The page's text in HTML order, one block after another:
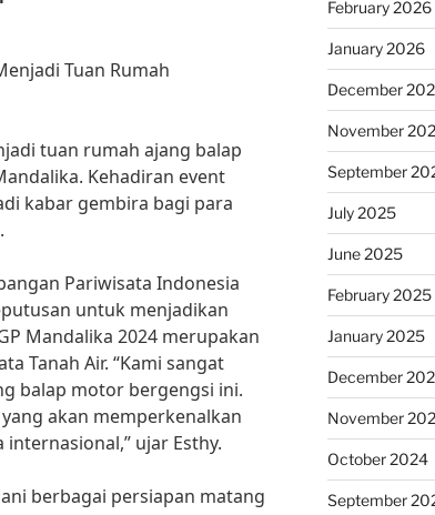
Tuan Rumah
tuan rumah ajang balap
Kehadiran event
kabar gembira bagi para
Pariwisata Indonesia
untuk menjadikan
Mandalika 2024 merupakan
Tanah Air. “Kami sangat
balap motor bergengsi ini.
akan memperkenalkan
ujar Esthy.
berbagai persiapan matang
February 2026
January 2026
December
November
September
July 2025
June 2025
February 2025
January 2025
December
November
October 2024
September